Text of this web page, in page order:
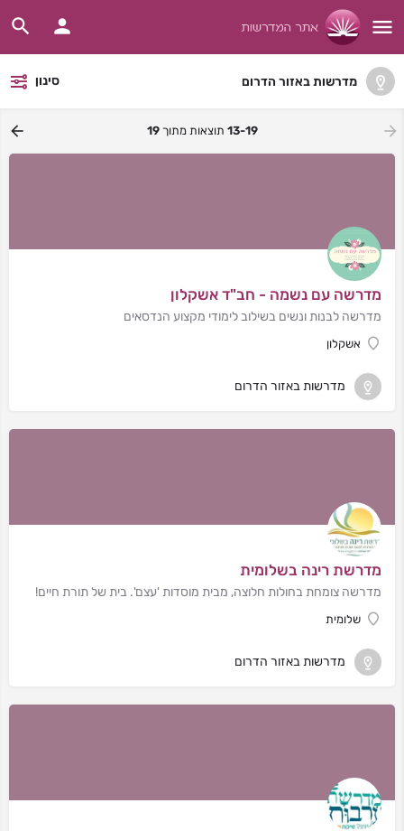
מדרשות באזור הדרום סינון
13-19 תוצאות מתוך19
מדרשה עם נשמה - חב"ד אשקלון
מדרשה לבנות ונשים בשילוב לימודי מקצוע הנדסאים
אשקלון
מדרשות באזור הדרום
מדרשת רינה בשלומית
מדרשה צומחת בחולות חלוצה, מבית מוסדות 'עצם'. בית של תורת חיים!
שלומית
מדרשות באזור הדרום